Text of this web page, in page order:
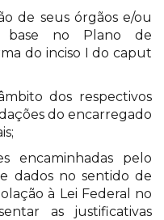
de seus órgãos e/ou
base no Plano de
do inciso I do caput
dos respectivos
do encarregado
encaminhadas pelo
dados no sentido de
à Lei Federal no
as justificativas